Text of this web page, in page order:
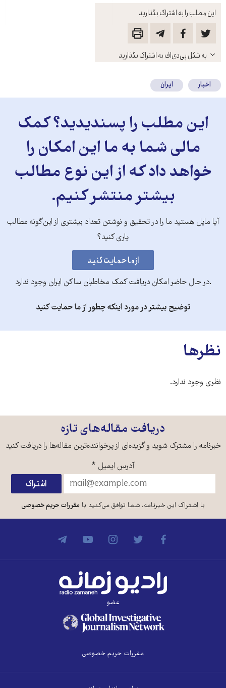
این مطلب را به اشتراک بگذارید
باز
کنید
به شکل پی‌دی‌اف به اشتراک بگذارید
اخبار ایران
این مطلب را پسندیدید؟ کمک
مالی شما به ما این امکان را
خواهد داد که از این نوع مطالب
بیشتر منتشر کنیم.
آیا مایل هستید ما را در تحقیق و نوشتن تعداد بیشتری از این‌گونه مطالب
یاری کنید؟
.در حال حاضر امکان دریافت کمک مخاطبان ساکن ایران وجود ندارد
توضیح بیشتر در مورد اینکه چطور از ما حمایت کنید
نظرها
نظری وجود ندارد.
دریافت مقاله‌های تازه
خبرنامه را مشترک شوید و گزیده‌ای از پرخواننده‌ترین مقاله‌ها را دریافت کنید
آدرس ایمیل *
با اشتراک این خبرنامه، شما توافق می‌کنید بامقررات حریم خصوصی
عضو
مقررات حریم خصوصی